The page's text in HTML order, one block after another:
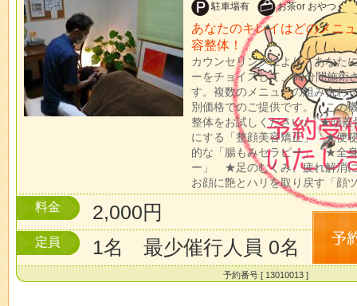
駐車場有 お茶or おやつ
あなたのキレイはどのメニ
容整体！
カウンセリングにより あなた
ーをチョイスして、60分間施術
す。複数のメニューの組み合わ
別価格でのご提供です。 この
整体をお試しください♪ ★頭蓋
にする「整顔美容矯正」 ★便
的な「腸もみセラピー」 ★全
ー」 ★足のむくみ、疲れ解消
お顔に艶とハリを取り戻す「顔
料金 2,000円
定員 1名 最少催行人員 0名
予約番号 [ 13010013 ]